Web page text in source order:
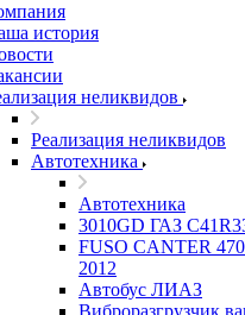
история
неликвидов
Реализация неликвидов
Автотехника
Автотехника
3010GD ГАЗ
FUSO CANTER
2012
Автобус ЛИАЗ
Виброразгрузчик